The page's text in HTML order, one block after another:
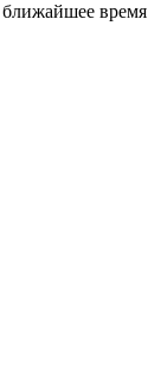
время